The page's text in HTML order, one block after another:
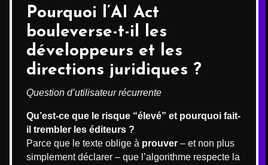
Pourquoi l’AI Act
bouleverse-t-il les
développeurs et les
directions juridiques ?
Question d’utilisateur récurrente
Qu’est-ce que le risque “élevé” et pourquoi fait-
il trembler les éditeurs ?
Parce que le texte oblige à prouver – et non plus
simplement déclarer – que l’algorithme respecte la